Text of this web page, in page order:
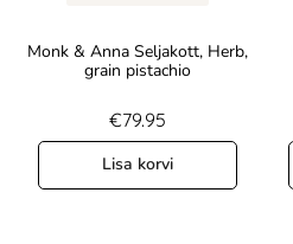
Monk & Anna Seljakott, Herb,
grain pistachio
€79.95
Lisa korvi